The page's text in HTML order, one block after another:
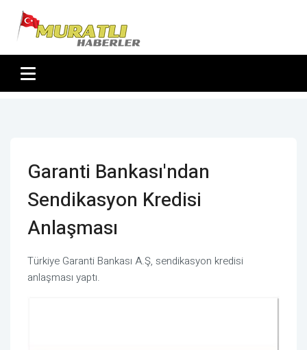
Garanti Bankası'ndan
Sendikasyon Kredisi
Anlaşması
Türkiye Garanti Bankası A.Ş, sendikasyon kredisi
anlaşması yaptı.